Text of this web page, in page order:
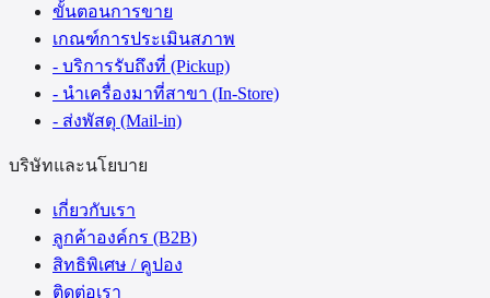
ขั้นตอนการขาย
เกณฑ์การประเมินสภาพ
- บริการรับถึงที่ (Pickup)
- นำเครื่องมาที่สาขา (In-Store)
- ส่งพัสดุ (Mail-in)
บริษัทและนโยบาย
เกี่ยวกับเรา
ลูกค้าองค์กร (B2B)
สิทธิพิเศษ / คูปอง
ติดต่อเรา